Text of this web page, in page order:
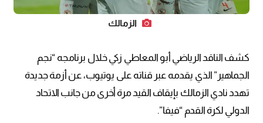
الزمالك
كشف الناقد الرياضي أبو المعاطي زكي خلال برنامجه “نجم
الجماهير” الذي يقدمه عبر قناته على يوتيوب، عن أزمة جديدة
تهدد نادي الزمالك بإيقاف القيد مرة أخرى من جانب الاتحاد
الدولي لكرة القدم “فيفا”.